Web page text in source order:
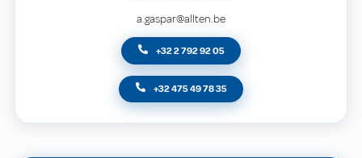
a.gaspar@allten.be
+32 2 792 92 05
+32 475 49 78 35